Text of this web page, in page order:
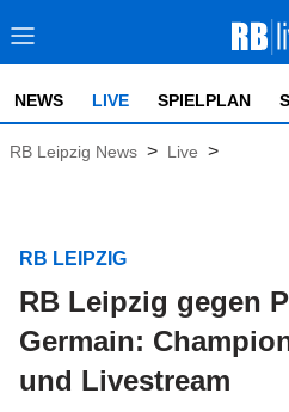
NEWS LIVE SPIELPLAN
RB Leipzig News > Live >
RB LEIPZIG
RB Leipzig gegen
Germain:
und Livestream